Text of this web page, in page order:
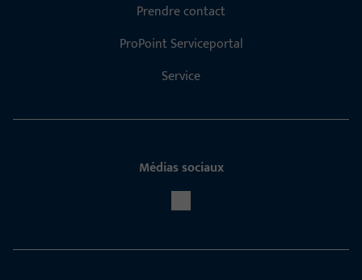
Prendre contact
ProPoint Serviceportal
Service
Médias sociaux